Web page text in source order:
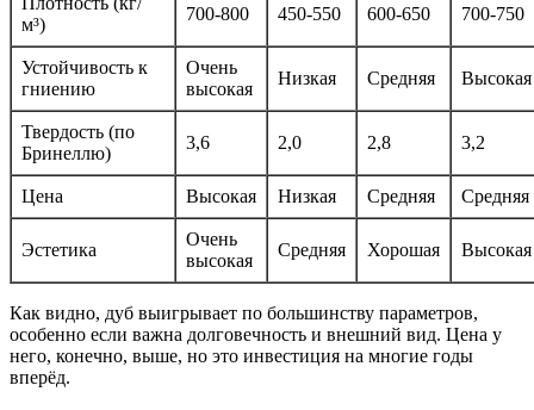
м³)
700-800 450-550 600-650 700-750
Устойчивость к
гниению
Очень
высокая
Низкая Средняя Высокая
Твердость (по
Бринеллю)
3,6 2,0 2,8 3,2
Цена Высокая Низкая Средняя Средняя
Эстетика
Очень
высокая
Средняя Хорошая Высокая
Как видно, дуб выигрывает по большинству параметров,
особенно если важна долговечность и внешний вид. Цена у
него, конечно, выше, но это инвестиция на многие годы
вперёд.